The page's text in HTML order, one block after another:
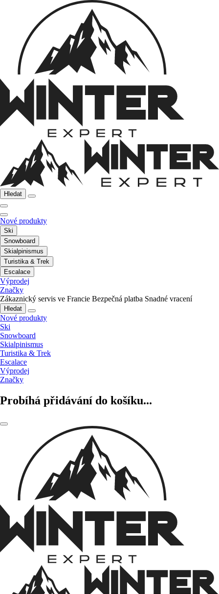
Hledat
Nové produkty
Ski
Snowboard
Skialpinismus
Turistika & Trek
Escalace
Výprodej
Značky
Zákaznický servis ve Francie Bezpečná platba Snadné vracení
Hledat
Nové produkty
Ski
Snowboard
Skialpinismus
Turistika & Trek
Escalace
Výprodej
Značky
Probíhá přidávání do košíku...